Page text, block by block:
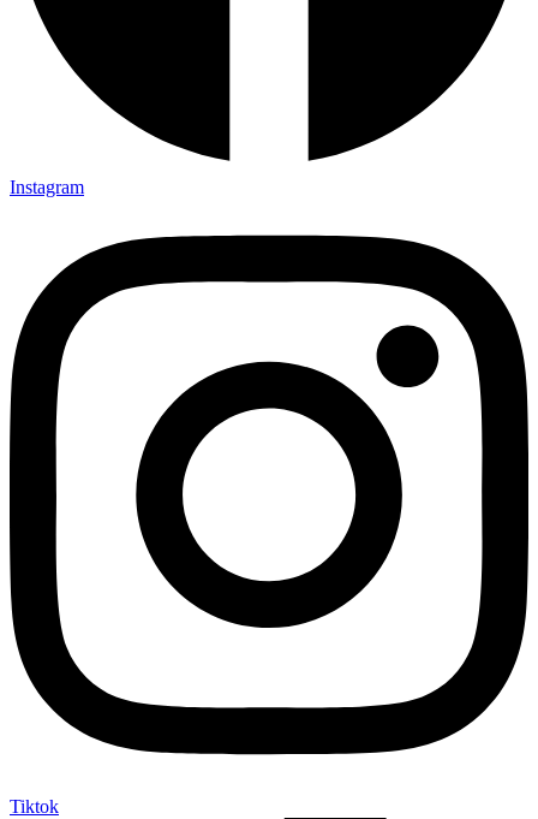
Instagram
Tiktok